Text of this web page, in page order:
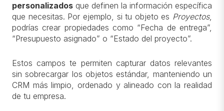
personalizados que definen la información específica
que necesitas. Por ejemplo, si tu objeto es Proyectos,
podrías crear propiedades como “Fecha de entrega”,
“Presupuesto asignado” o “Estado del proyecto”.
Estos campos te permiten capturar datos relevantes
sin sobrecargar los objetos estándar, manteniendo un
CRM más limpio, ordenado y alineado con la realidad
de tu empresa.